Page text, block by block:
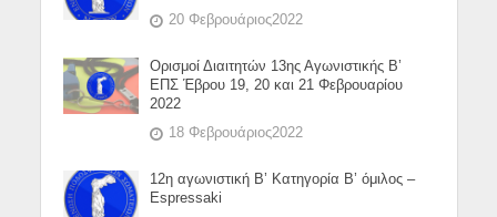
20 Φεβρουάριος2022
Ορισμοί Διαιτητών 13ης Αγωνιστικής Β’
ΕΠΣ Έβρου 19, 20 και 21 Φεβρουαρίου
2022
18 Φεβρουάριος2022
12η αγωνιστική Β’ Κατηγορία Β’ όμιλος –
Espressaki